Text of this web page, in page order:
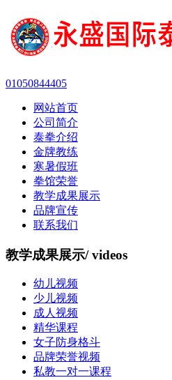
01050844405
网站首页
公司简介
泰拳介绍
金牌教练
寒暑假班
拳馆荣誉
教学成果展示
品牌宣传
联系我们
教学成果展示/ videos
幼儿视频
少儿视频
成人视频
精华课程
女子防身格斗
品牌荣誉视频
私教一对一课程